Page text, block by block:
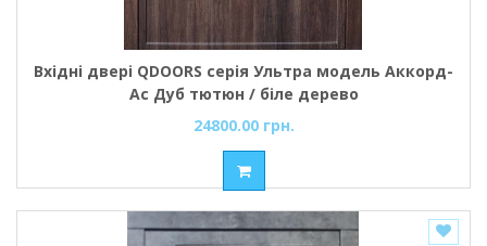
Вхідні двері QDOORS серія Ультра модель Аккорд-
Ac Дуб тютюн / біле дерево
24800.00 грн.